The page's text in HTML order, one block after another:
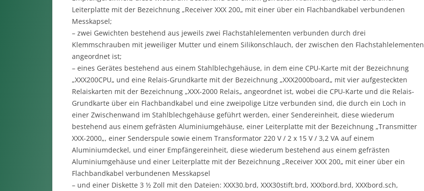
Leiterplatte mit der Bezeichnung „Receiver XXX 200„ mit einer über ein Flachbandkabel verbundenen
Messkapsel;
– zwei Gewichten bestehend aus jeweils zwei Flachstahlelementen verbunden durch drei
Klemmschrauben mit jeweiliger Mutter und einem Silikonschlauch, der zwischen den Flachstahlelementen
angeordnet ist;
– eines Gerätes bestehend aus einem Stahlblechgehäuse, in dem eine CPU-Karte mit der Bezeichnung
„XXX200CPU„ und eine Relais-Grundkarte mit der Bezeichnung „XXX2000board„ mit vier aufgesteckten
Relaiskarten mit der Bezeichnung „XXX-2000 Relais„ angeordnet ist, wobei die CPU-Karte und die Relais-
Grundkarte über ein Flachbandkabel und eine zweipolige Litze verbunden sind, die durch ein Loch in
einer Zwischenwand im Stahlblechgehäuse geführt werden, einer Sendereinheit, diese wiederum
bestehend aus einem gefrästen Aluminiumgehäuse, einer Leiterplatte mit der Bezeichnung „Transmitter
XXX-2000„, einer Senderspule sowie einem Transformator 220 V / 2 x 15 V / 3,2 VA auf einem
Aluminiumdeckel, und einer Empfängereinheit, diese wiederum bestehend aus einem gefrästen
Aluminiumgehäuse und einer Leiterplatte mit der Bezeichnung „Receiver XXX 200„ mit einer über ein
Flachbandkabel verbundenen Messkapsel
– und einer Diskette 3 ½ Zoll mit den Dateien: XXX30.brd, XXX30stift.brd, XXXbord.brd, XXXbord.sch,